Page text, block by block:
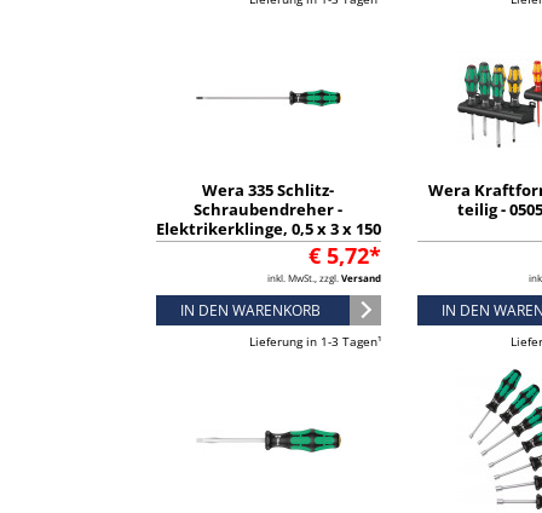
Wera 335 Schlitz-
Schraubendreher -
Elektrikerklinge, 0,5 x 3 x 150
mm - 05008008001€ 5,72*
inkl. MwSt., zzgl. Versand
IN DEN WARENKORB
Lieferung in 1-3 Tagen¹
Wera
teilig -
IN DEN